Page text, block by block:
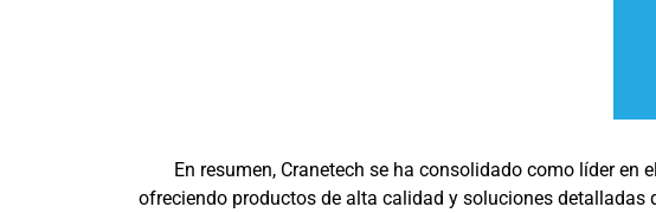
En resumen, Cranetech se ha consolidado como líder
ofreciendo productos de alta calidad y soluciones detalladas